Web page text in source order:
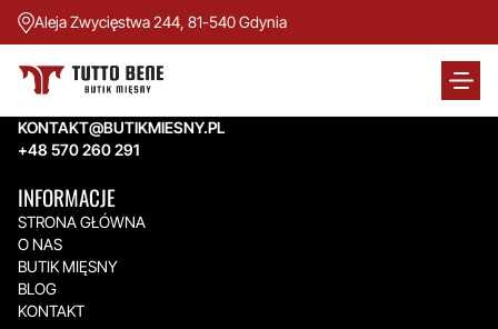
Aleja Zwycięstwa 244, 81-540 Gdynia
TUTTO BENE BUTIK MIĘSNY
Aleja Zwycięstwa 244,
KONTAKT@BUTIKMIESNY.PL
+48 570 260 291
INFORMACJE
STRONA GŁÓWNA
O NAS
BUTIK MIĘSNY
BLOG
KONTAKT